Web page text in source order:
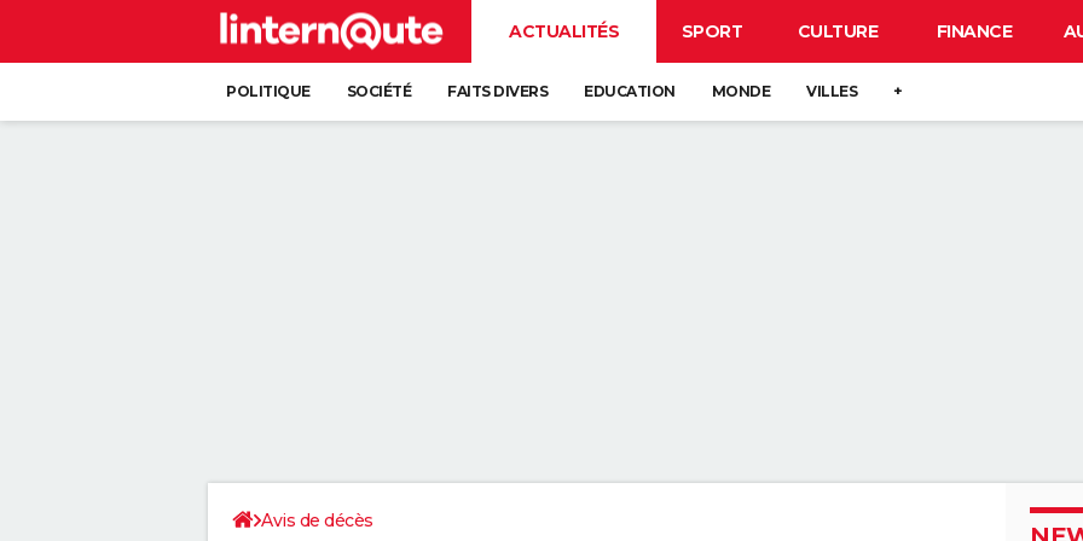
ACTUALITÉS SPORT CULTURE FINANCE
POLITIQUE SOCIÉTÉ FAITS DIVERS EDUCATION MONDE VILLES +
Avis de décès